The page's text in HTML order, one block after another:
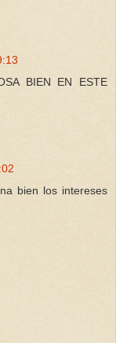
BIEN EN ESTE
bien los intereses